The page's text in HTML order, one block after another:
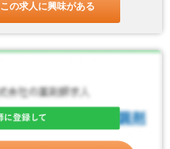
この求人に興味がある